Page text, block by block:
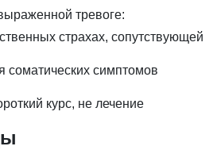
тревоге:
страхах, сопутствующей
соматических симптомов
курс, не лечение